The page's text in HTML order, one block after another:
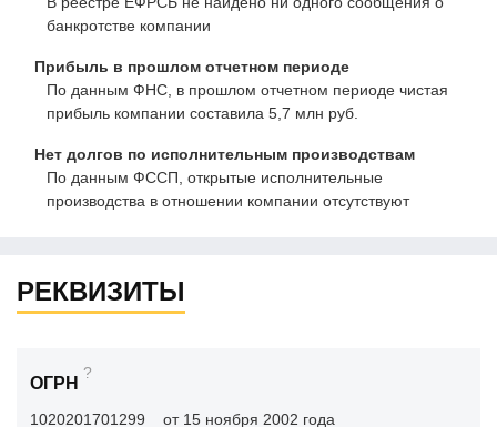
банкротстве компании
Прибыль в прошлом отчетном периоде
По данным ФНС, в прошлом отчетном периоде чистая
прибыль компании составила 5,7 млн руб.
Нет долгов по исполнительным производствам
По данным ФССП, открытые исполнительные
производства в отношении компании отсутствуют
РЕКВИЗИТЫ
ОГРН
?
1020201701299 от 15 ноября 2002 года